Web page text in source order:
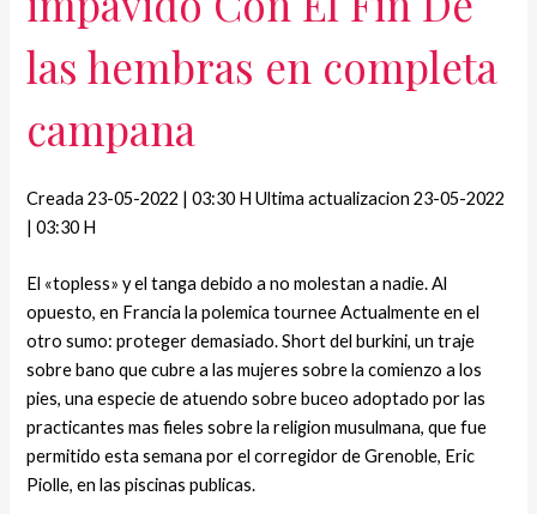
las hembras en completa
campana
Creada 23-05-2022 | 03:30 H Ultima actualizacion 23-05-2022
| 03:30 H
El «topless» y el tanga debido a no molestan a nadie. Al
opuesto, en Francia la polemica tournee Actualmente en el
otro sumo: proteger demasiado. Short del burkini, un traje
sobre bano que cubre a las mujeres sobre la comienzo a los
pies, una especie de atuendo sobre buceo adoptado por las
practicantes mas fieles sobre la religion musulmana, que fue
permitido esta semana por el corregidor de Grenoble, Eric
Piolle, en las piscinas publicas.